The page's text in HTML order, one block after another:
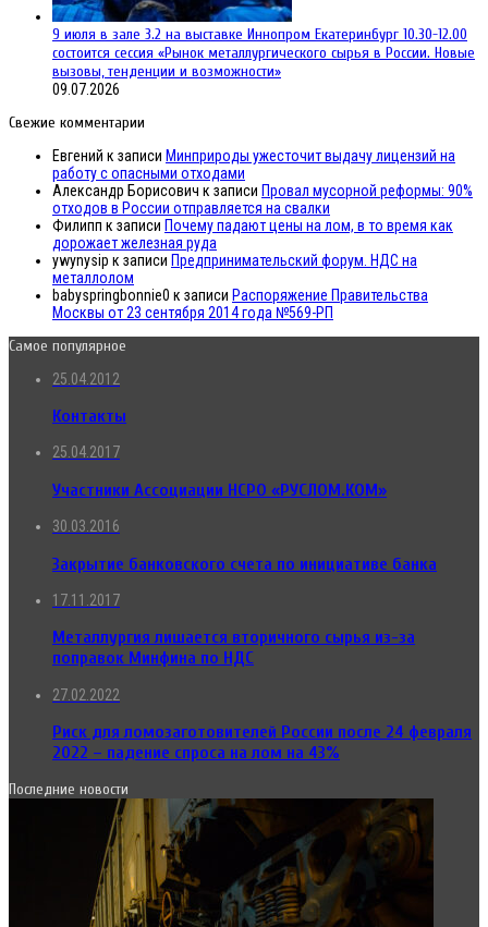
9 июля в зале 3.2 на выставке Иннопром Екатеринбург 10.30-12.00
состоится сессия «Рынок металлургического сырья в России. Новые
вызовы, тенденции и возможности»
09.07.2026
Свежие комментарии
Евгений к записи Минприроды ужесточит выдачу лицензий на
работу с опасными отходами
Александр Борисович к записи Провал мусорной реформы: 90%
отходов в России отправляется на свалки
Филипп к записи Почему падают цены на лом, в то время как
дорожает железная руда
ywynysip к записи Предпринимательский форум. НДС на
металлолом
babyspringbonnie0 к записи Распоряжение Правительства
Москвы от 23 сентября 2014 года №569-РП
Самое популярное
25.04.2012
Контакты
25.04.2017
Участники Ассоциации НСРО «РУСЛОМ.КОМ»
30.03.2016
Закрытие банковского счета по инициативе банка
17.11.2017
Металлургия лишается вторичного сырья из-за
поправок Минфина по НДС
27.02.2022
Риск для ломозаготовителей России после 24 февраля
2022 – падение спроса на лом на 43%
Последние новости